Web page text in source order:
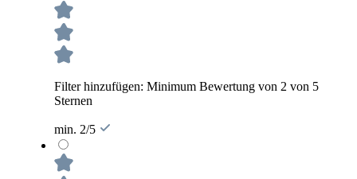
Filter hinzufügen: Minimum Bewertung von 2 von 5
Sternen
min. 2/5